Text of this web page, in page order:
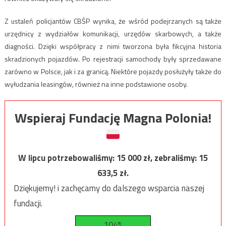
Z ustaleń policjantów CBŚP wynika, że wśród podejrzanych są także
urzędnicy z wydziałów komunikacji, urzędów skarbowych, a także
diagności. Dzięki współpracy z nimi tworzona była fikcyjna historia
skradzionych pojazdów. Po rejestracji samochody były sprzedawane
zarówno w Polsce, jak i za granicą. Niektóre pojazdy posłużyły także do
wyłudzania leasingów, również na inne podstawione osoby.
Wspieraj Fundację Magna Polonia!
W lipcu potrzebowaliśmy:15 000zł, zebraliśmy:15
633,5zł.
Dziękujemy! i zachęcamy do dalszego wsparcia naszej
fundacji.